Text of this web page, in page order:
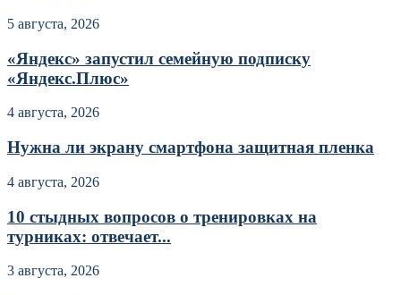
5 августа, 2026
«Яндекс» запустил семейную подписку
«Яндекс.Плюс»
4 августа, 2026
Нужна ли экрану смартфона защитная пленка
4 августа, 2026
10 стыдных вопросов о тренировках на
турниках: отвечает...
3 августа, 2026